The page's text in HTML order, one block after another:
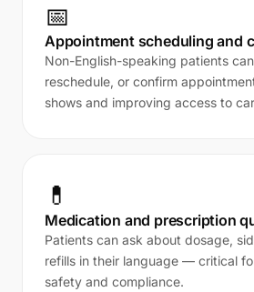
📅
Appointment scheduling and
Non-English-speaking patients
reschedule, or confirm
shows and improving access to
💊
Medication and prescription
Patients can ask about dosage,
refills in their language — critical
safety and compliance.